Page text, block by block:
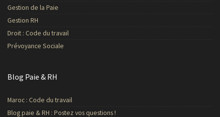
Gestion de la Paie
Gestion RH
Droit : Code du travail
Prévoyance Sociale
Blog Paie & RH
Maroc : Code du travail
Blog paie & RH : Postez vos questions !